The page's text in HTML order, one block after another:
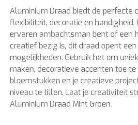
Aluminium Draad biedt de perfecte
flexibiliteit, decoratie en handigheid.
ervaren ambachtsman bent of een
creatief bezig is, dit draad opent
mogelijkheden. Gebruik het om
maken, decoratieve accenten toe te
bloemstukken en je creatieve
niveau te tillen. Laat je creativiteit
Aluminium Draad Mint Groen.